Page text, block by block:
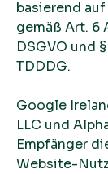
basierend
gemäß Art. 6
DSGVO und §
TDDDG.
Google
LLC und
Empfänger
Website-